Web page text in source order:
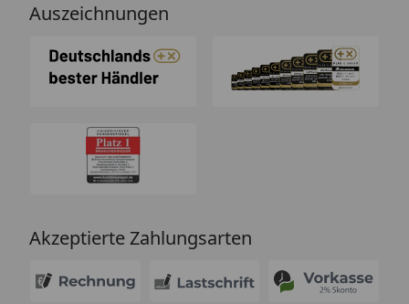
Auszeichnungen
Akzeptierte Zahlungsarten